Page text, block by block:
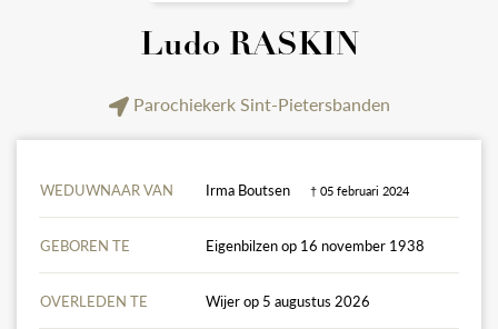
Ludo RASKIN
Parochiekerk Sint-Pietersbanden
WEDUWNAAR VAN Irma Boutsen † 05 februari 2024
GEBOREN TE Eigenbilzen op 16 november 1938
OVERLEDEN TE Wijer op 5 augustus 2026